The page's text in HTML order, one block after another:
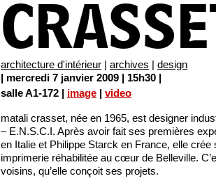
architecture d'intérieur | archives | design
| mercredi 7 janvier 2009 | 15h30 |
salle A1-172 | image | video
matali crasset, née en 1965, est designer
– E.N.S.C.I. Après avoir fait ses premières
en Italie et Philippe Starck en France, elle
imprimerie réhabilitée au cœur de Belleville.
voisins, qu’elle conçoit ses projets.